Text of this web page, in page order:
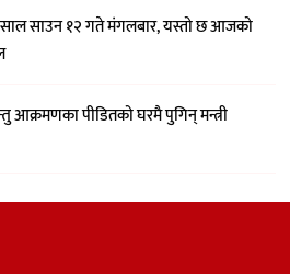
साउन १२ गते मंगलबार, यस्तो छ आजको
आक्रमणका पीडितको घरमै पुगिन् मन्त्री